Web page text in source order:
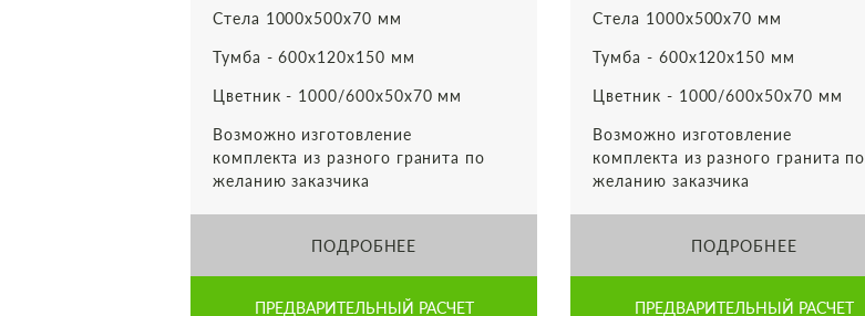
Стела 1000х500х70 мм
Тумба - 600х120х150 мм
Цветник - 1000/600х50х70 мм
Возможно изготовление
комплекта из разного гранита по
желанию заказчика
ПОДРОБНЕЕ
ПРЕДВАРИТЕЛЬНЫЙ РАСЧЕТ
Стела 1000х500х70 мм
Тумба - 600х120х150 мм
Цветник - 1000/600х50х70 мм
Возможно изготовление
комплекта из разного гранита по
желанию заказчика
ПОДРОБНЕЕ
ПРЕДВАРИТЕЛЬНЫЙ РАСЧЕТ